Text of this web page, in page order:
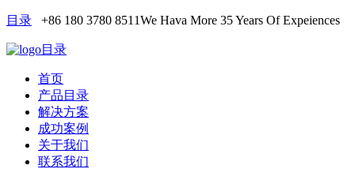
目录 +86 180 3780 8511We Hava More 35 Years Of Expeiences
目录
首页
产品目录
解决方案
成功案例
关于我们
联系我们